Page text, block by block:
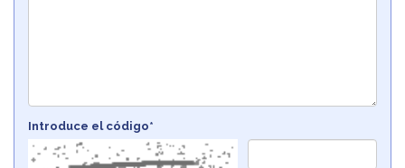
Introduce el código*